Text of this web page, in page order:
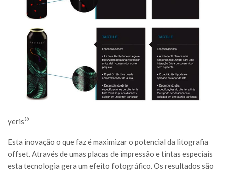
yeris®
Esta inovação o que faz é maximizar o potencial da litografia
offset. Através de umas placas de impressão e tintas especiais
esta tecnologia gera um efeito fotográfico. Os resultados são